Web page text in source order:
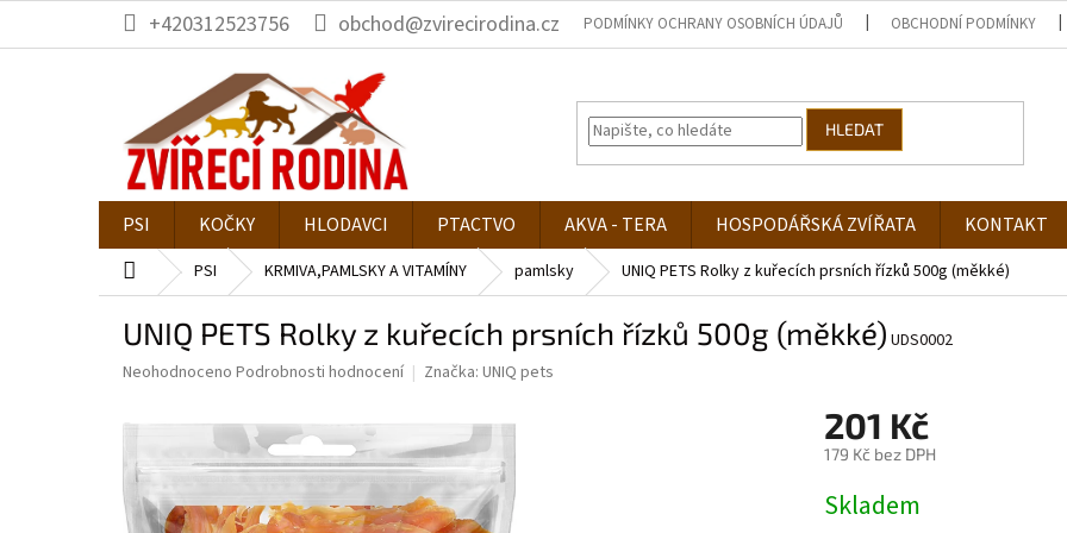
obsah
+420312523756 obchod@zvirecirodina.cz PODMÍNKY OCHRANY OSOBNÍCH ÚDAJŮ OBCHODNÍ PODMÍNKY
HLEDAT
PSI KOČKY HLODAVCI PTACTVO AKVA - TERA HOSPODÁŘSKÁ ZVÍŘATA KONTAKT
Domů PSI KRMIVA,PAMLSKY A VITAMÍNY pamlsky UNIQ PETS Rolky z kuřecích prsních řízků 500g (měkké)
UNIQ PETS Rolky z kuřecích prsních řízků 500g (měkké) UDS0002
Průměrné
0,0
5
Neohodnoceno Podrobnosti hodnocení Značka: UNIQ pets
201 Kč
179 Kč bez DPH
cena:
Skladem